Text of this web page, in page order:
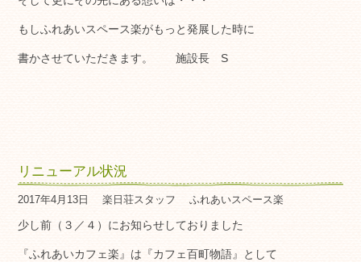
もしふれあいスペース楽がもっと発展した時に
書かさせていただきます。 施設長 S
リニューアル状況
2017年4月13日 楽日荘スタッフ ふれあいスペース楽
少し前（３／４）にお知らせしておりました
『ふれあいカフェ楽』は『カフェ百町物語』として